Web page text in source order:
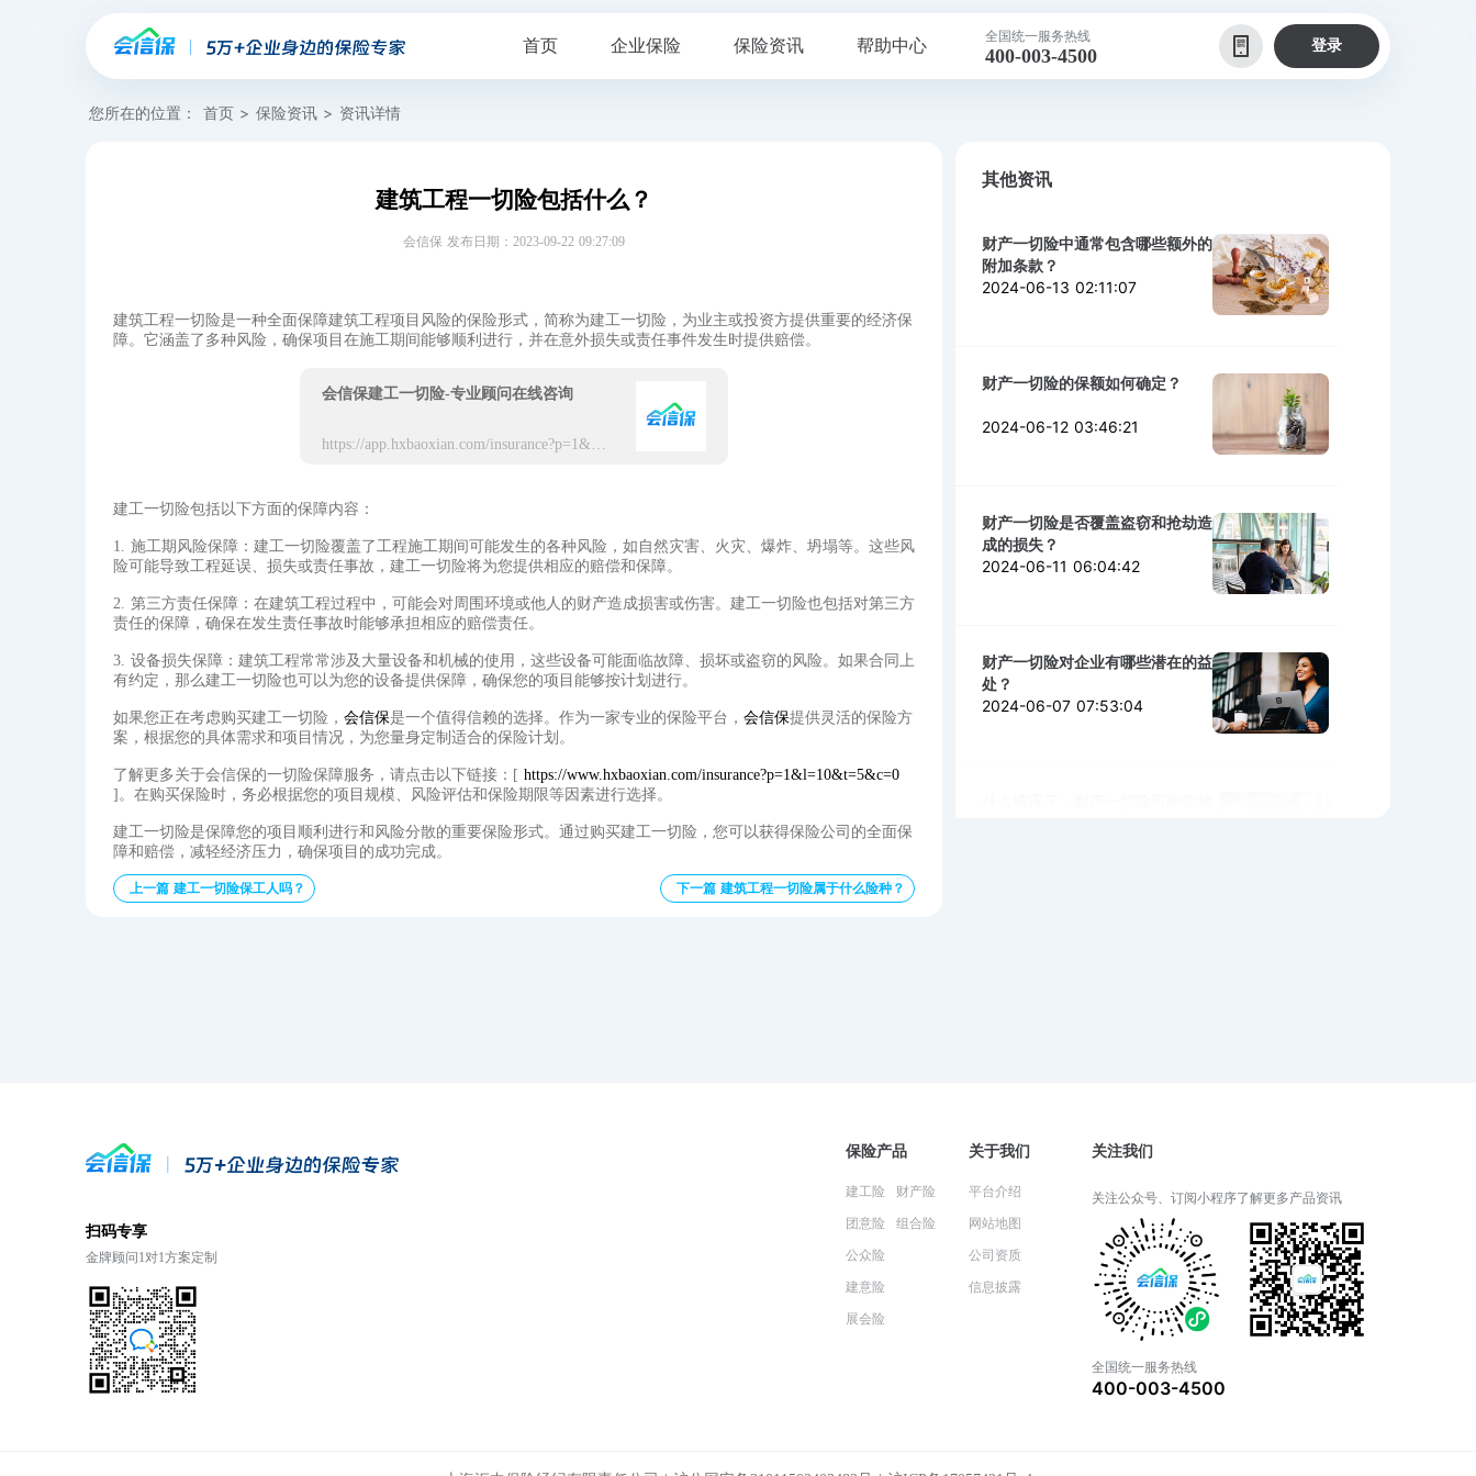
首页 企业保险 保险资讯 帮助中心 全国统一服务热线
400-003-4500 登录
您所在的位置： 首页 > 保险资讯 > 资讯详情
建筑工程一切险包括什么？
会信保 发布日期：2023-09-22 09:27:09
建筑工程一切险是一种全面保障建筑工程项目风险的保险形式，简称为建工一切险，为业主或投资方提供重要的经济保
障。它涵盖了多种风险，确保项目在施工期间能够顺利进行，并在意外损失或责任事件发生时提供赔偿。
会信保建工一切险-专业顾问在线咨询
https://app.hxbaoxian.com/insurance?p=1&l=20&t=5&c=0&sourceType=web
建工一切险包括以下方面的保障内容：
1. 施工期风险保障：建工一切险覆盖了工程施工期间可能发生的各种风险，如自然灾害、火灾、爆炸、坍塌等。这些风
险可能导致工程延误、损失或责任事故，建工一切险将为您提供相应的赔偿和保障。
2. 第三方责任保障：在建筑工程过程中，可能会对周围环境或他人的财产造成损害或伤害。建工一切险也包括对第三方
责任的保障，确保在发生责任事故时能够承担相应的赔偿责任。
3. 设备损失保障：建筑工程常常涉及大量设备和机械的使用，这些设备可能面临故障、损坏或盗窃的风险。如果合同上
有约定，那么建工一切险也可以为您的设备提供保障，确保您的项目能够按计划进行。
如果您正在考虑购买建工一切险， 会信保是一个值得信赖的选择。作为一家专业的保险平台， 会信保提供灵活的保险方
案，根据您的具体需求和项目情况，为您量身定制适合的保险计划。
了解更多关于会信保的一切险保障服务，请点击以下链接：[ https://www.hxbaoxian.com/insurance?p=1&l=10&t=5&c=0
]。在购买保险时，务必根据您的项目规模、风险评估和保险期限等因素进行选择。
建工一切险是保障您的项目顺利进行和风险分散的重要保险形式。通过购买建工一切险，您可以获得保险公司的全面保
障和赔偿，减轻经济压力，确保项目的成功完成。
上一篇 建工一切险保工人吗？ 下一篇 建筑工程一切险属于什么险种？
其他资讯
财产一切险中通常包含哪些额外的
附加条款？
2024-06-13 02:11:07
财产一切险的保额如何确定？
2024-06-12 03:46:21
财产一切险是否覆盖盗窃和抢劫造
成的损失？
2024-06-11 06:04:42
财产一切险对企业有哪些潜在的益
处？
2024-06-07 07:53:04
财产一切险的保险期限通常是多
2024-06-03 05:14:57
财产一切险的理赔流程详解
扫码专享
金牌顾问1对1方案定制
保险产品
建工险
团意险
公众险
建意险
展会险
财产险
组合险
关于我们
平台介绍
网站地图
公司资质
信息披露
关注我们
关注公众号、订阅小程序了解更多产品资讯
全国统一服务热线
400-003-4500